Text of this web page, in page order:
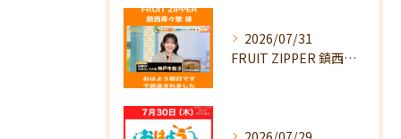
2026/07/31
FRUIT ZIPPER 鎮西寿々歌様が！